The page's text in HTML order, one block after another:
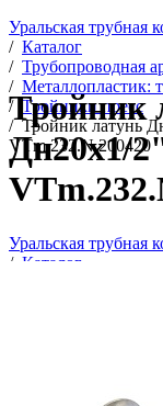
Уральская трубная
/ Каталог
/ Трубопроводная
/ Металлопластик:
/ Тройники пресс
/ Тройник латунь
VTm.232.N.200420
Тройник
Дн20х1/
Уральская трубная
/ Каталог